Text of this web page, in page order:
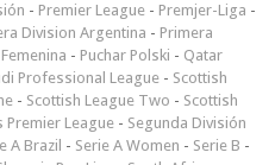
- Premier League - Premjer-Liga -
Division Argentina - Primera
- Puchar Polski - Qatar
Professional League - Scottish
- Scottish League Two - Scottish
Premier League - Segunda División
A Brazil - Serie A Women - Serie B -